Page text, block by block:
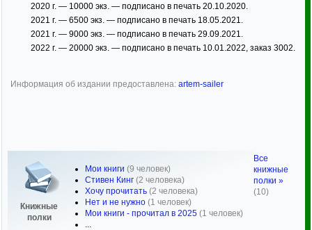
2020 г. — 10000 экз. — подписано в печать 20.10.2020.
2021 г. — 6500 экз. — подписано в печать 18.05.2021.
2021 г. — 9000 экз. — подписано в печать 29.09.2021.
2022 г. — 20000 экз. — подписано в печать 10.01.2022, заказ 3002.
Информация об издании предоставлена: artem-sailer
Книжные
полки
Мои книги (9 человек)
Стивен Кинг (2 человека)
Хочу прочитать (2 человека)
Нет и не нужно (1 человек)
Мои книги - прочитал в 2025 (1 человек)
...
Все
книжные
полки »
(10)